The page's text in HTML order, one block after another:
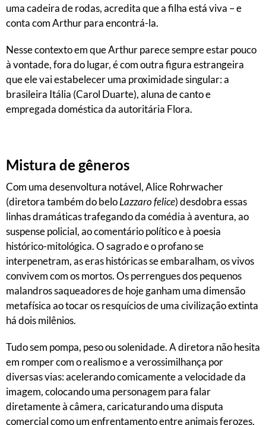
uma cadeira de rodas, acredita que a filha está viva – e
conta com Arthur para encontrá-la.
Nesse contexto em que Arthur parece sempre estar pouco
à vontade, fora do lugar, é com outra figura estrangeira
que ele vai estabelecer uma proximidade singular: a
brasileira Itália (Carol Duarte), aluna de canto e
empregada doméstica da autoritária Flora.
Mistura de gêneros
Com uma desenvoltura notável, Alice Rohrwacher
(diretora também do beloLazzaro felice) desdobra essas
linhas dramáticas trafegando da comédia à aventura, ao
suspense policial, ao comentário político e à poesia
histórico-mitológica. O sagrado e o profano se
interpenetram, as eras históricas se embaralham, os vivos
convivem com os mortos. Os perrengues dos pequenos
malandros saqueadores de hoje ganham uma dimensão
metafísica ao tocar os resquícios de uma civilização extinta
há dois milênios.
Tudo sem pompa, peso ou solenidade. A diretora não hesita
em romper com o realismo e a verossimilhança por
diversas vias: acelerando comicamente a velocidade da
imagem, colocando uma personagem para falar
diretamente à câmera, caricaturando uma disputa
comercial como um enfrentamento entre animais ferozes,